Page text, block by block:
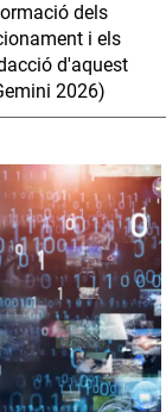
dels
i els
d'aquest
2026)